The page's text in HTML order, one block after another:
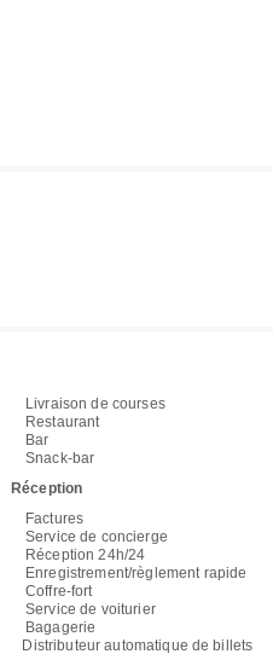
Livraison de courses
Restaurant
Bar
Snack-bar
Réception
Factures
Service de concierge
Réception 24h/24
Enregistrement/règlement rapide
Coffre-fort
Service de voiturier
Bagagerie
Distributeur automatique de billets